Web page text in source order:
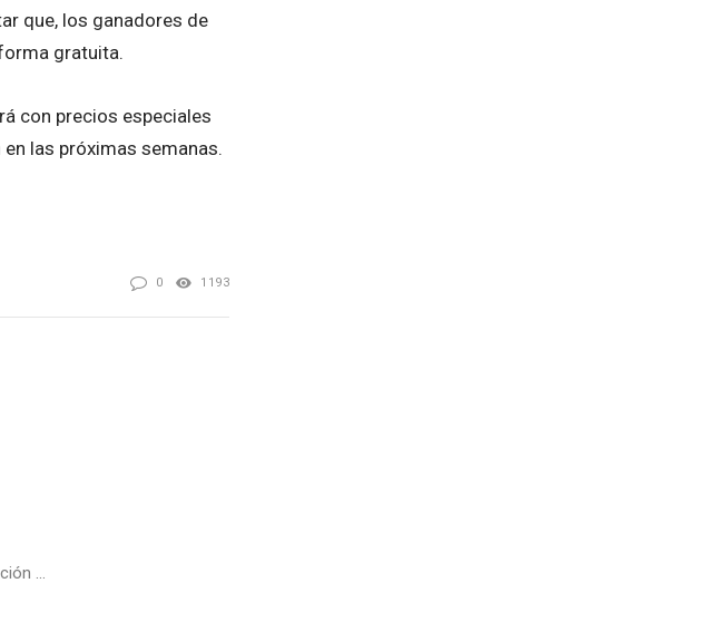
que, los ganadores de
gratuita.
con precios especiales
las próximas semanas.
0 1193
...